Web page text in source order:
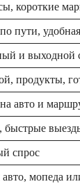
короткие
пути, удобная
и выходной
продукты,
авто и
быстрые
спрос
мопеда